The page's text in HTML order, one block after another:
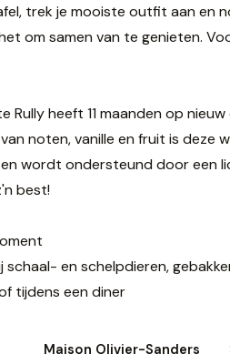
trek je mooiste outfit aan en
om samen van te genieten.
Rully heeft 11 maanden op
noten, vanille en fruit is deze
wordt ondersteund door een
best!
schaal- en schelpdieren,
tijdens een diner
Maison Olivier-Sanders